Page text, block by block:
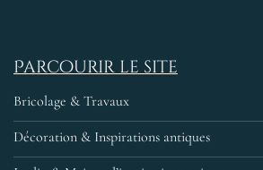
Parcourir le site
Bricolage & Travaux
Décoration & Inspirations antiques